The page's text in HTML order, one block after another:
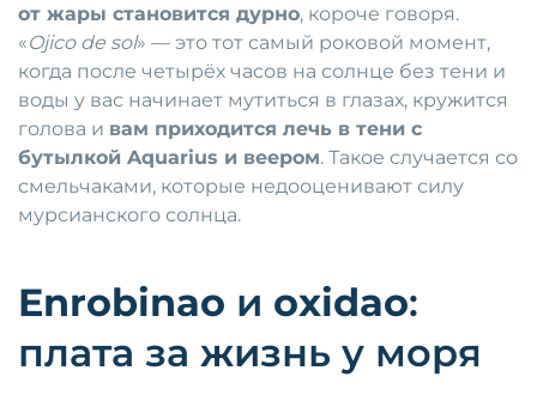
от жары становится дурно, короче говоря.
«Ojico de sol» — это тот самый роковой момент,
когда после четырёх часов на солнце без тени и
воды у вас начинает мутиться в глазах, кружится
голова и вам приходится лечь в тени с
бутылкой Aquarius и веером. Такое случается со
смельчаками, которые недооценивают силу
мурсианского солнца.
Enrobinao и oxidao:
плата за жизнь у моря